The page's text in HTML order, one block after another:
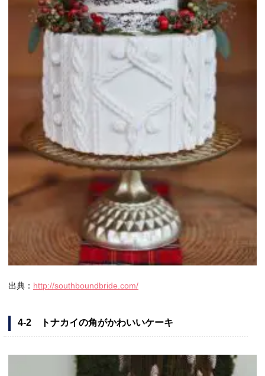
出典： http://southboundbride.com/
4-2 トナカイの角がかわいいケーキ